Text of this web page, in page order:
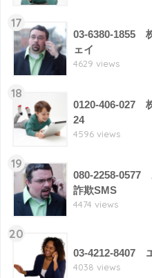
17
03-6380-1855
ェイ
4629 views
18
0120-406-027
24
4596 views
19
080-2258-0577
詐欺SMS
4474 views
20
03-4212-8407
4038 views